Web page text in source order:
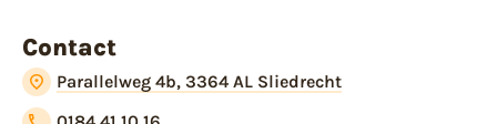
Contact
Parallelweg 4b, 3364 AL Sliedrecht